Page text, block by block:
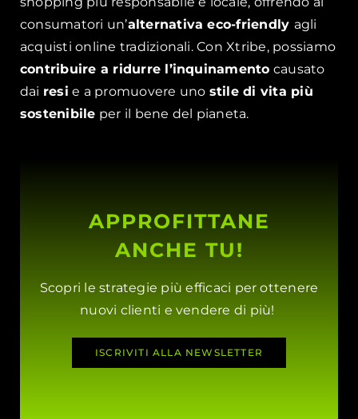
consumatori un’alternativa eco-friendly agli
acquisti online tradizionali. Con Xtribe, possiamo
contribuire a ridurre l’inquinamento causato
dai resi e a promuovere uno stile di vita più
sostenibile per il bene del pianeta.
APPROFITTANE
ANCHE TU!
Scopri le strategie più efficaci per ottenere
nuovi clienti e vendere di più!
ISCRIVITI ALLA NEWSLETTER